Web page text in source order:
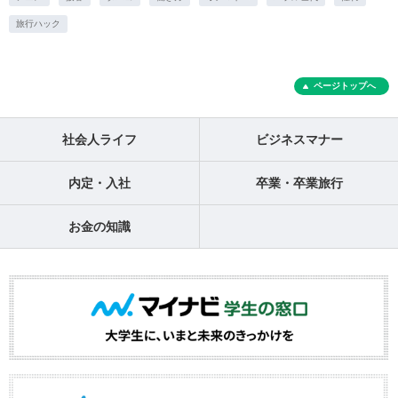
旅行ハック
ページトップへ
社会人ライフ ビジネスマナー
内定・入社 卒業・卒業旅行
お金の知識